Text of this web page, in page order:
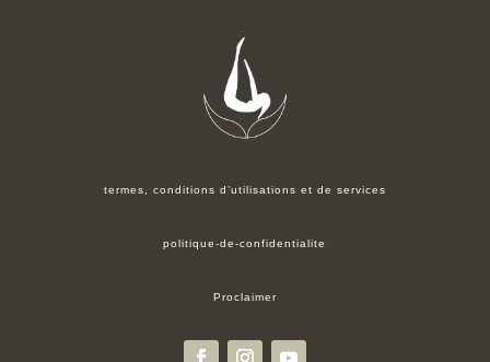
termes, conditions d’utilisations et de services
politique-de-confidentialite
Proclaimer